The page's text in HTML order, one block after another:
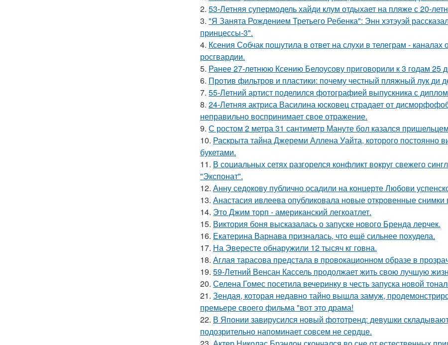
2. 53-Летняя супермодель хайди клум отдыхает на пляже с 20-
3. "Я Занята Рождением Третьего Ребенка": Энн хэтэуэй
принцессы-3".
4. Ксения Собчак пошутила в ответ на слухи в телеграм -
росгвардии.
5. Ранее 27-летнюю Ксению Белоусову приговорили к 3 годам 25
6. Против фильтров и пластики: почему честный пляжный лук ди
7. 55-Летний артист поделился фотографией выпускника с
8. 24-Летняя актриса Василина юсковец страдает от
неправильно воспринимает свое отражение.
9. С ростом 2 метра 31 сантиметр Мануте бол казался
10. Раскрыта тайна Джереми Аллена Уайта, которого постоянно
букетами.
11. В социальных сетях разгорелся конфликт вокруг свежего
"Экспонат".
12. Анну седокову публично осадили на концерте Любови
13. Анастасия ивлеева опубликовала новые откровенные
14. Это Джим торп - американский легкоатлет.
15. Виктория боня высказалась о запуске нового Бренда лерчек.
16. Екатерина Варнава призналась, что ещё сильнее похудела.
17. На Эвересте обнаружили 12 тысяч кг говна.
18. Аглая тарасова предстала в провокационном образе в
19. 59-Летний Венсан Кассель продолжает жить свою лучшую
20. Селена Гомес посетила вечеринку в честь запуска новой
21. Зендая, которая недавно тайно вышла замуж,
премьере своего фильма "вот это драма!
22. В Японии завирусился новый фототренд: девушки
подозрительно напоминает совсем не сердце.